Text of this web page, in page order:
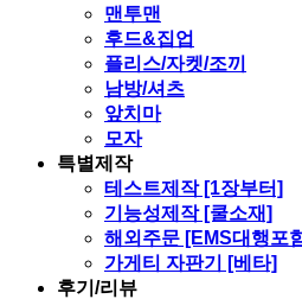
맨투맨
후드&집업
플리스/자켓/조끼
남방/셔츠
앞치마
모자
특별제작
테스트제작 [1장부터]
기능성제작 [쿨소재]
해외주문 [EMS대행포
가게티 자판기 [베타]
후기/리뷰